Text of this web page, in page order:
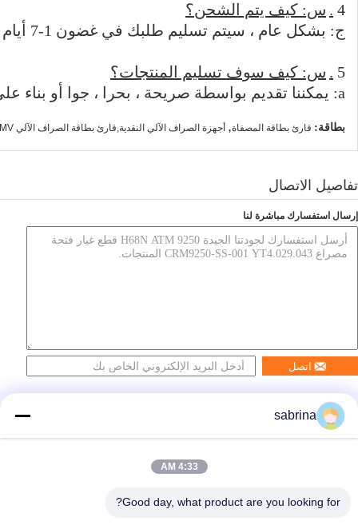
4
. س: كيف يتم الشحن؟
ج: بشكل عام ، سيتم تسليم طلبك في غضون 1-7 أيام عمل بعد تأكيد التفاصيل.
5
. س: كيف سوف تسليم المنتجات؟
a: يمكننا تقديم بواسطة صريحة ، بحرا ، جوا أو بناء على طلبها.
بطاقة: قارئ بطاقة المصفاة, أجهزة الصراف الآلي النقدية,قارئ بطاقة الصراف الآلي EMV
تفاصيل الاتصال
إرسال استفسارك مباشرة لنا
اتصل
sabrina
4:33 AM
Good day, what product are you looking for?